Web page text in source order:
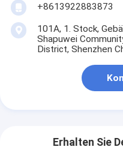
+8613922883873
101A, 1. Stock,
Shapuwei
District, Shenzhen
Erhalten Sie